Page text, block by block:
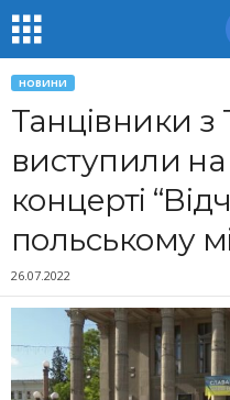
НОВИНИ
Танцівники з
виступили
концерті
польському
26.07.2022